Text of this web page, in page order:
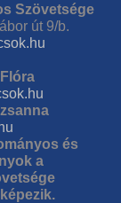
Szövetsége
út 9/b.
és
a